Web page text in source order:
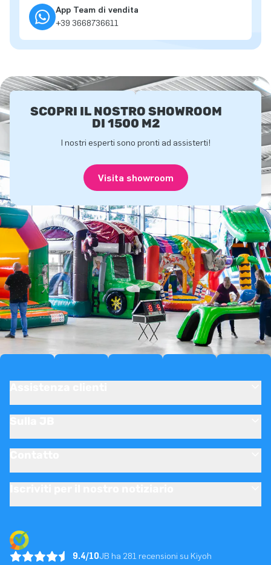
App Team di vendita
+39 3668736611
SCOPRI IL NOSTRO SHOWROOM
DI 1500 M2
I nostri esperti sono pronti ad assisterti!
Visita showroom
9.4/10JB ha 281 recensioni su Kiyoh